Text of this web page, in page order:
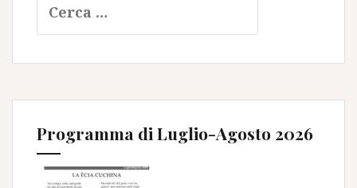
per:
Programma di Luglio-Agosto 2026